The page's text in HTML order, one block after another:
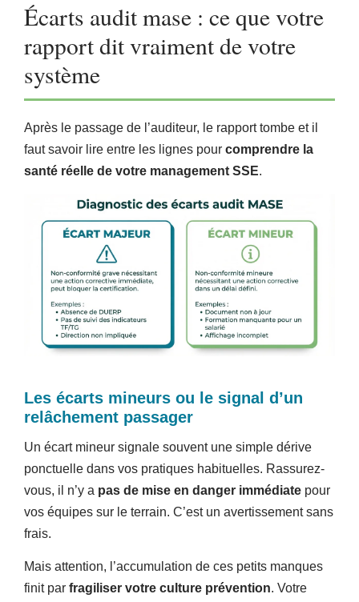
Écarts audit mase : ce que votre
rapport dit vraiment de votre
système
Après le passage de l’auditeur, le rapport tombe et il
faut savoir lire entre les lignes pourcomprendre la
santé réelle de votre management SSE.
Les écarts mineurs ou le signal d’un
relâchement passager
Un écart mineur signale souvent une simple dérive
ponctuelle dans vos pratiques habituelles. Rassurez-
vous, il n’y a pas de mise en danger immédiate pour
vos équipes sur le terrain. C’est un avertissement sans
frais.
Mais attention, l’accumulation de ces petits manques
finit parfragiliser votre culture prévention. Votre